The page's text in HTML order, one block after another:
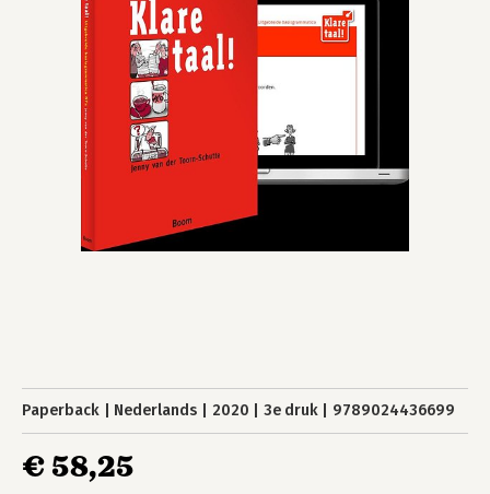
Paperback Nederlands 2020 3e druk 9789024436699
€ 58,25